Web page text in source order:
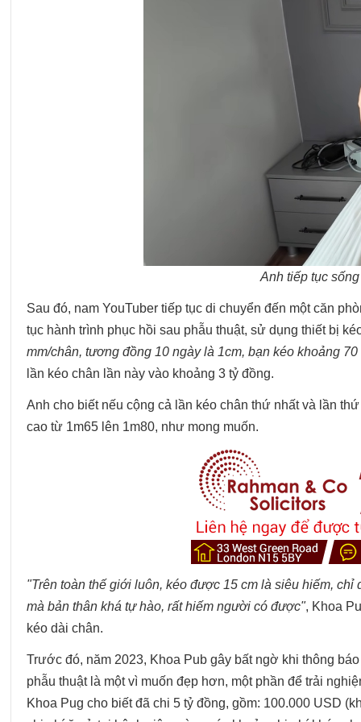
Anh tiếp tục
Sau đó, nam YouTuber tiếp tục di chuyển đến một căn
tục hành trình phục hồi sau phẫu thuật, sử dụng thiết bị
mm/chân, tương đồng 10 ngày là 1cm, bạn kéo khoảng
lần kéo chân lần này vào khoảng 3 tỷ đồng.
Anh cho biết nếu cộng cả lần kéo chân thứ nhất và lần
cao từ 1m65 lên 1m80, như mong muốn.
"Trên toàn thế giới luôn, kéo được 15 cm là siêu hiếm,
mà bản thân khá tự hào, rất hiếm người có được", Khoa
kéo dài chân.
Trước đó, năm 2023, Khoa Pub gây bất ngờ khi thông
phẫu thuật là một vì muốn đẹp hơn, một phần để trải
Khoa Pug cho biết đã chi 5 tỷ đồng, gồm: 100.000 USD